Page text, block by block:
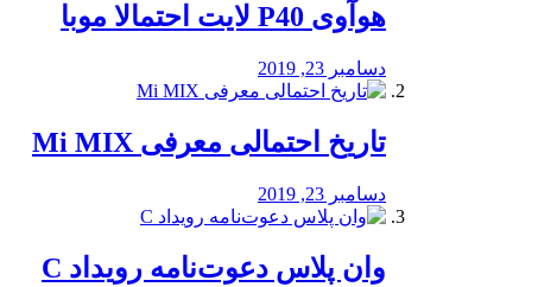
هوآوی P40 لایت احتمالا موبا
دسامبر 23, 2019
تاریخ احتمالی معرفی Mi MIX
دسامبر 23, 2019
وان پلاس دعوت‌نامه رویداد C